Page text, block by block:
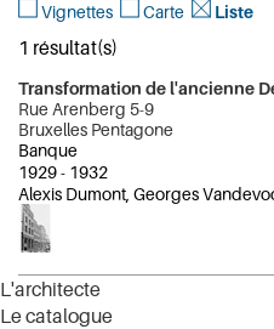
Vignettes Carte Liste
1 résultat(s)
Transformation de l'ancienne
Rue Arenberg 5-9
Bruxelles Pentagone
Banque
1929- 1932
Alexis Dumont, Georges
L'architecte
Le catalogue